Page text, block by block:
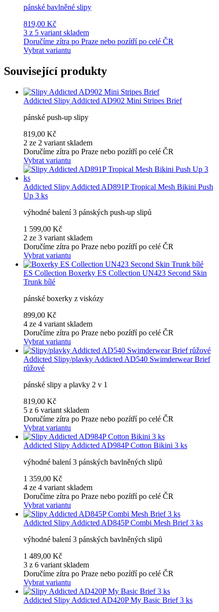
pánské bavlněné slipy
819,00 Kč
3 z 5 variant skladem
Doručíme zítra po Praze nebo pozítří po celé ČR
Vybrat variantu
Související produkty
Addicted Slipy Addicted AD902 Mini Stripes Brief
pánské push-up slipy
819,00 Kč
2 ze 2 variant skladem
Doručíme zítra po Praze nebo pozítří po celé ČR
Vybrat variantu
Addicted Slipy Addicted AD891P Tropical Mesh Bikini Push
Up 3 ks
výhodné balení 3 pánských push-up slipů
1 599,00 Kč
2 ze 3 variant skladem
Doručíme zítra po Praze nebo pozítří po celé ČR
Vybrat variantu
ES Collection Boxerky ES Collection UN423 Second Skin
Trunk bílé
pánské boxerky z viskózy
899,00 Kč
4 ze 4 variant skladem
Doručíme zítra po Praze nebo pozítří po celé ČR
Vybrat variantu
Addicted Slipy/plavky Addicted AD540 Swimderwear Brief
růžové
pánské slipy a plavky 2 v 1
819,00 Kč
5 z 6 variant skladem
Doručíme zítra po Praze nebo pozítří po celé ČR
Vybrat variantu
Addicted Slipy Addicted AD984P Cotton Bikini 3 ks
výhodné balení 3 pánských bavlněných slipů
1 359,00 Kč
4 ze 4 variant skladem
Doručíme zítra po Praze nebo pozítří po celé ČR
Vybrat variantu
Addicted Slipy Addicted AD845P Combi Mesh Brief 3 ks
výhodné balení 3 pánských bavlněných slipů
1 489,00 Kč
3 z 6 variant skladem
Doručíme zítra po Praze nebo pozítří po celé ČR
Vybrat variantu
Addicted Slipy Addicted AD420P My Basic Brief 3 ks